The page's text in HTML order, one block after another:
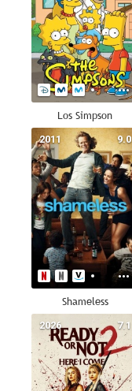
Los Simpson
9.0
2011
Shameless
7.1
2026